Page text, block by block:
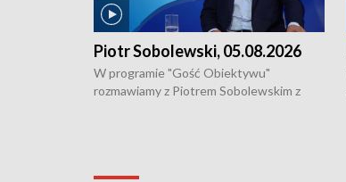
Piotr Sobolewski, 05.08.2026
W programie "Gość Obiektywu"
rozmawiamy z Piotrem Sobolewskim z